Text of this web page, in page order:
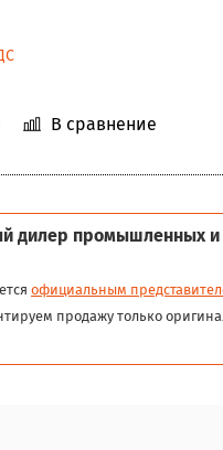
В сравнение
дилер промышленных
официальным
продажу только